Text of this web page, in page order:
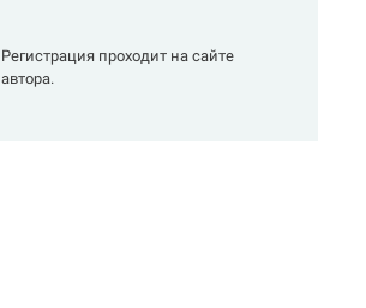
Регистрация проходит на сайте
автора.